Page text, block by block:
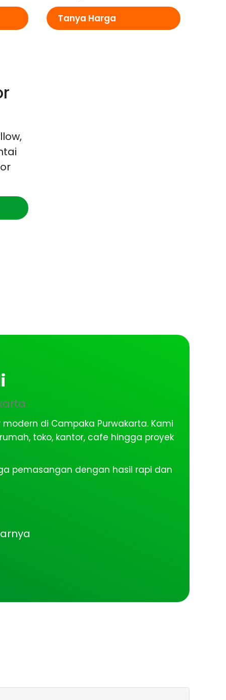
Tanya Harga
di Campaka Purwakarta. Kami
toko, kantor, cafe hingga proyek
pemasangan dengan hasil rapi dan